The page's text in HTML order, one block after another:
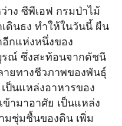
าง ซีพีเอฟ กรมป่าไม้
ดินธง ทำให้ในวันนี้ ผืน
อีกแห่งหนึ่งของ
รณ์ ซึ่งสะท้อนจากดัชนี
ยทางชีวภาพของพันธุ์
ป็นแหล่งอาหารของ
ามาอาศัย เป็นแหล่ง
มชุ่มชื้นของดิน เพิ่ม